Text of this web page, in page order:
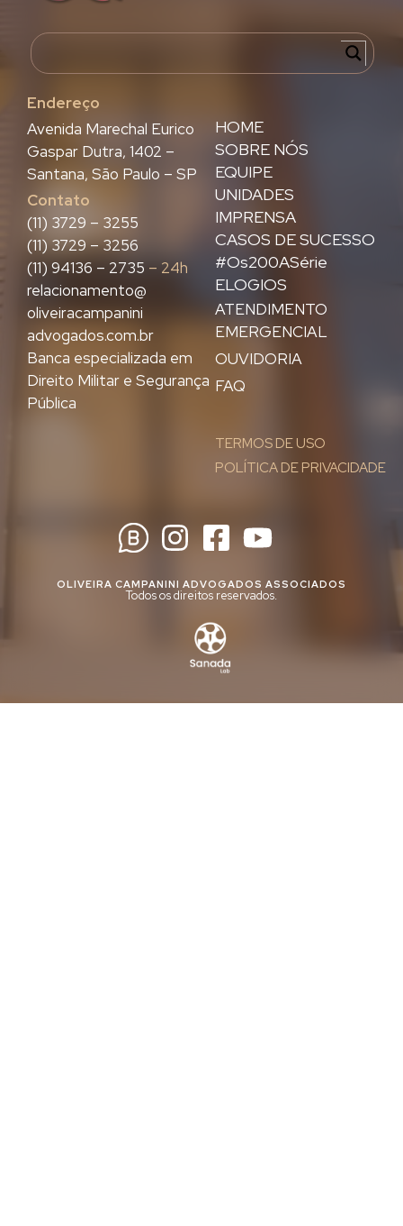
Endereço
HOME
SOBRE NÓS
EQUIPE
UNIDADES
IMPRENSA
CASOS DE SUCESSO
#Os200ASérie
ELOGIOS
ATENDIMENTO
EMERGENCIAL
OUVIDORIA
FAQ
TERMOS DE USO
POLÍTICA DE PRIVACIDADE
Avenida Marechal Eurico
Gaspar Dutra, 1402 –
Santana, São Paulo – SP
Contato
(11) 3729 – 3255
(11) 3729 – 3256
(11) 94136 – 2735 – 24h
relacionamento@
oliveiracampanini
advogados.com.br
Banca especializada em
Direito Militar e Segurança
Pública
OLIVEIRA CAMPANINI ADVOGADOS ASSOCIADOS
Todos os direitos reservados.